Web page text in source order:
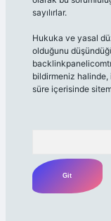
sayılırlar.
Hukuka ve yasal
olduğunu
bildirmeniz
süre içerisinde